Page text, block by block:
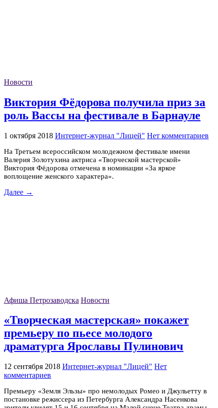
Новости
Виктория Фёдорова получила приз за
роль Вассы на фестивале в Барнауле
1 октября 2018 Интернет-журнал "Лицей" Нет комментариев
На Третьем всероссийском молодежном фестивале имени
Валерия Золотухина актриса «Творческой мастерской»
Виктория Фёдорова отмечена в номинации «За яркое
воплощение женского характера».
Далее →
Афиша Петрозаводска Новости
«Творческая мастерская» покажет
премьеру по пьесе молодого
драматурга Ярославы Пулинович
12 сентября 2018 Интернет-журнал "Лицей" Нет
комментариев
Премьеру «Земля Эльзы» про немолодых Ромео и Джульетту в
постановке режиссера из Петербурга Александра Насенкова